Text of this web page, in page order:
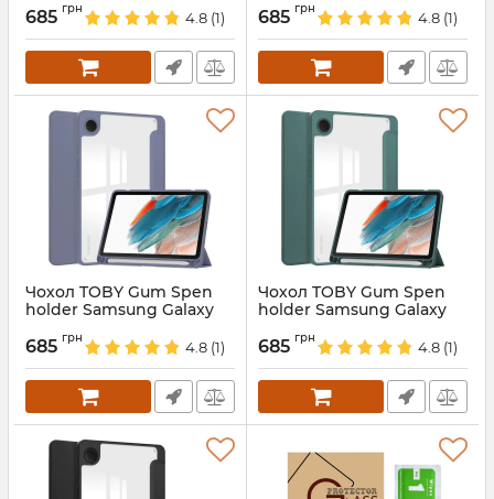
Артикул: 688340
685 грн
4.8 (1)
SkyBlue
Артикул:688342
685 грн
4.8 (1)
Чохол TOBY Gum Spen
holder Samsung Galaxy
Артикул: 688341
685 грн
4.8 (1)
Чохол TOBY Gum Spen
holder Samsung Galaxy
DarkGreen
Артикул:688338
685 грн
4.8 (1)